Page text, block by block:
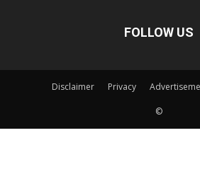
FOLLOW US
Disclaimer Privacy
©